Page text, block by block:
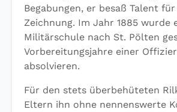
Begabungen, er besaß Talent
Zeichnung. Im Jahr 1885 wurde
Militärschule nach St. Pölten
Vorbereitungsjahre einer
absolvieren.
Für den stets überbehüteten
Eltern ihn ohne nennenswerte